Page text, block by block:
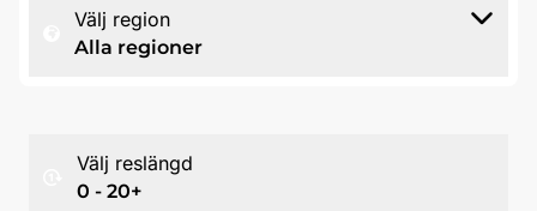
Välj region
Alla regioner
Välj reslängd
0 - 20+